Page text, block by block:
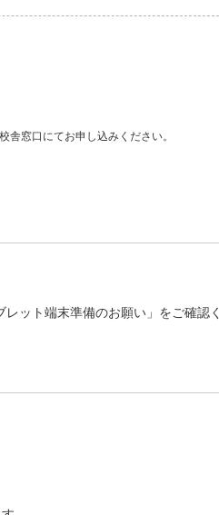
窓口にてお申し込みください。
ット端末準備のお願い」をご確認く